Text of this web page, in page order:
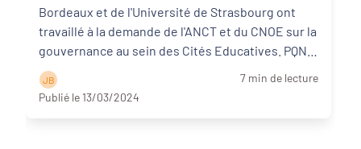
Bordeaux et de l'Université de Strasbourg ont
travaillé à la demande de l'ANCT et du CNOE sur la
gouvernance au sein des Cités Educatives. PQN-
J B
7 min de lecture
Publié le 13/03/2024